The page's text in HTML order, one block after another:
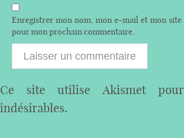
Enregistrer mon nom, mon e-mail et mon site
pour mon prochain commentaire.
Ce site utilise Akismet
indésirables.